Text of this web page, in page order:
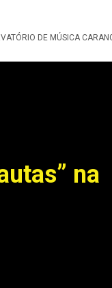
DE MÚSICA
na